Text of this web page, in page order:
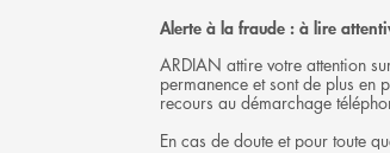
Alerte à la fraude : à lire
ARDIAN attire votre attention
permanence et sont de plus en
recours au démarchage
En cas de doute et pour toute